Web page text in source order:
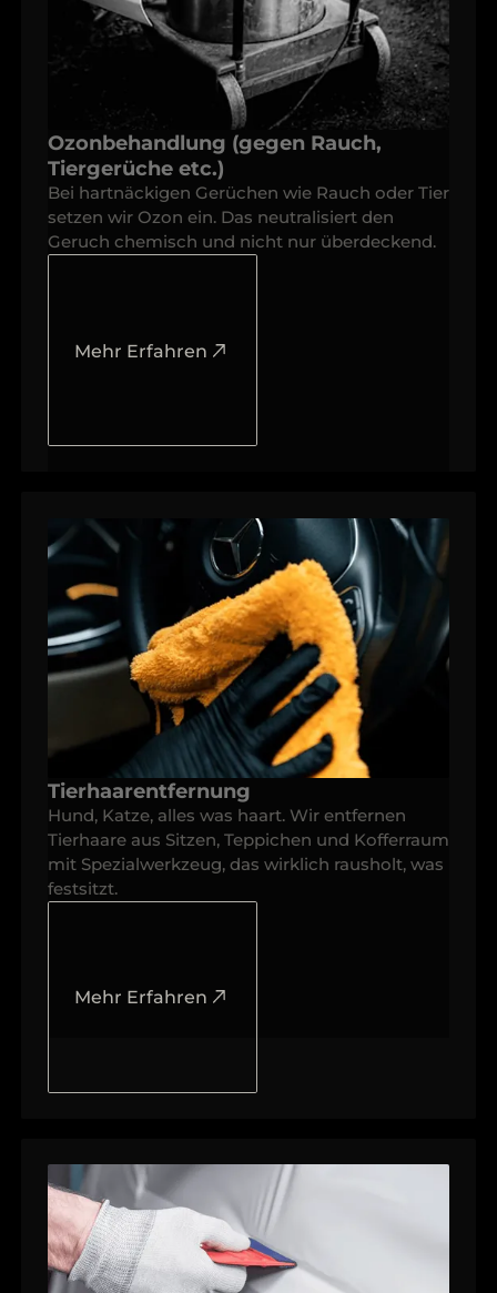
Ozonbehandlung (gegen Rauch,
Tiergerüche etc.)
Bei hartnäckigen Gerüchen wie Rauch oder Tier
setzen wir Ozon ein. Das neutralisiert den
Geruch chemisch und nicht nur überdeckend.
Mehr Erfahren
Tierhaarentfernung
Hund, Katze, alles was haart. Wir entfernen
Tierhaare aus Sitzen, Teppichen und Kofferraum
mit Spezialwerkzeug, das wirklich rausholt, was
festsitzt.
Mehr Erfahren